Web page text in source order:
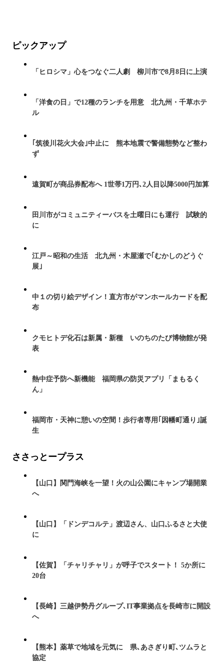
ピックアップ
「ヒロシマ」心をつなぐ二人劇 柳川市で8月8日に上演
「洋食の日」で12種のランチを用意 北九州・千草ホテ
ル
｢筑後川花火大会｣中止に 熊本地震で警備態勢など整わ
ず
遠賀町が商品券配布へ 1世帯1万円､2人目以降5000円加算
田川市がコミュニティーバスを土曜日にも運行 試験的
に
江戸～昭和の生活 北九州・木屋瀬で｢むかしのどうぐ
展｣
中１の切り絵デザイン！直方市がマンホールカードを配
布
クモヒトデ化石は新属・新種 いのちのたび博物館が発
表
熱中症予防へ新機能 福岡県の防災アプリ「まもるく
ん」
福岡市・天神に憩いの空間！歩行者専用｢因幡町通り｣誕
生
ささっとープラス
【山口】関門海峡を一望！火の山公園にキャンプ場開業
へ
【山口】「ドンデコルテ」渡辺さん、山口ふるさと大使
に
【佐賀】「チャリチャリ」が呼子でスタート！ 5か所に
20台
【長崎】三越伊勢丹グループ､IT事業拠点を長崎市に開設
へ
【熊本】薬草で地域を元気に 県､あさぎり町､ツムラと
協定